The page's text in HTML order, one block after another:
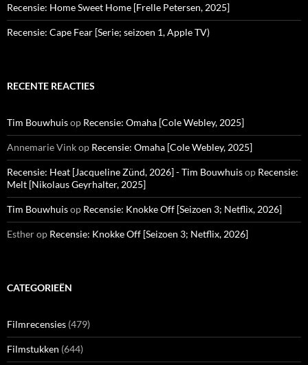
Recensie: Home Sweet Home [Frelle Petersen, 2025]
Recensie: Cape Fear [Serie; seizoen 1, Apple TV)
RECENTE REACTIES
Tim Bouwhuisop Recensie: Omaha [Cole Webley, 2025]
Annemarie Vinkop Recensie: Omaha [Cole Webley, 2025]
Recensie: Heat [Jacqueline Zünd, 2026] - Tim Bouwhuisop Recensie:
Melt [Nikolaus Geyrhalter, 2025]
Tim Bouwhuisop Recensie: Knokke Off [Seizoen 3; Netflix, 2026]
Estherop Recensie: Knokke Off [Seizoen 3; Netflix, 2026]
CATEGORIEËN
Filmrecensies (479)
Filmstukken (644)